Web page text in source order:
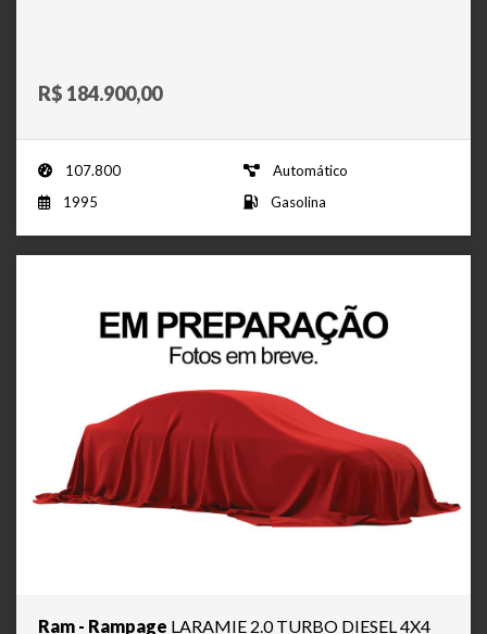
R$ 184.900,00
107.800
Automático
1995
Gasolina
Ram - Rampage LARAMIE 2.0 TURBO DIESEL 4X4